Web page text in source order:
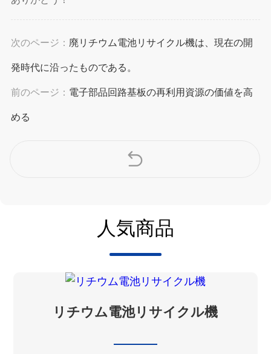
次のページ： 廃リチウム電池リサイクル機は、現在の開
発時代に沿ったものである。
前のページ： 電子部品回路基板の再利用資源の価値を高
める
人気商品
リチウム電池リサイクル機